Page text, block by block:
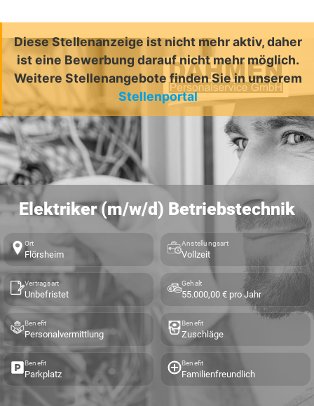
Diese Stellenanzeige ist nicht mehr aktiv, daher
ist eine Bewerbung darauf nicht mehr möglich.
Weitere Stellenangebote finden Sie in unserem
Stellenportal
Elektriker (m/w/d) Betriebstechnik
Ort
Flörsheim
Anstellungsart
Vollzeit
Vertragsart
Unbefristet
Gehalt
55.000,00 € pro Jahr
Benefit
Personalvermittlung
Benefit
Zuschläge
Benefit
Parkplatz
Benefit
Familienfreundlich